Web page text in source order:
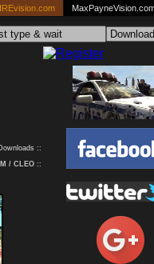
::
/ CLEO ::